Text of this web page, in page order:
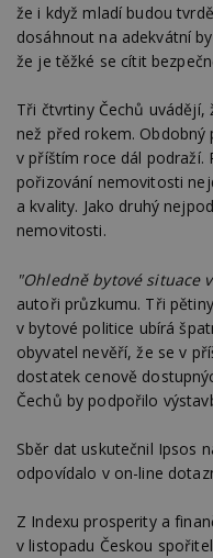
že i když mladí budou
dosáhnout na adekvátní
že je těžké se cítit
Tři čtvrtiny Čechů
než před rokem.
v příštím roce dál podraží.
pořizování nemovitosti
a kvality. Jako druhý
nemovitosti.
"Ohledně bytové situace
autoři průzkumu. Tři
v bytové politice ubírá
obyvatel nevěří, že se v
dostatek cenově
Čechů by podpořilo
Sběr dat uskutečnil Ipsos
odpovídalo v on-line
Z Indexu prosperity a
v listopadu Českou